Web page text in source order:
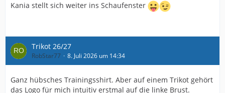
Kania stellt sich weiter ins Schaufenster
Trikot 26/27
RobStar77 8. Juli 2026 um 14:34
Ganz hübsches Trainingsshirt. Aber auf einem Trikot gehört
das Logo für mich intuitiv erstmal auf die linke Brust.